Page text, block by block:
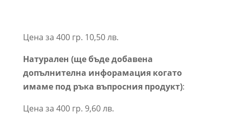
Цена за 400 гр. 10,50 лв.
Натурален (ще бъде добавена
допълнителна инфорамация когато
имаме под ръка въпросния продукт):
Цена за 400 гр. 9,60 лв.